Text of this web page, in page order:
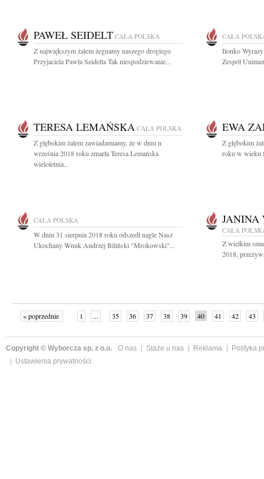
PAWEŁ SEIDELT CAŁA POLSKA
Z największym żalem żegnamy naszego drogiego
Przyjaciela Pawła Seidelta Tak niespodziewanie...
CAŁA
Ilonko
Zespół
TERESA LEMAŃSKA CAŁA POLSKA
Z głębokim żalem zawiadamiamy, że w dniu n
września 2018 roku zmarła Teresa Lemańska
wieloletnia...
EWA
Z głębokim
roku w wieku
CAŁA POLSKA
W dniu 31 sierpnia 2018 roku odszedł nagle Nasz
Ukochany Wnuk Andrzej Biliński "Mrokowski"...
JANINA
CAŁA
Z wielkim
2018,
« poprzednie 1 ... 35 36 37 38 39 40 41 42
43
Copyright © Wyborcza sp. z o.o. O nas Staże u nas Reklama
Polityka
Ustawienia prywatności